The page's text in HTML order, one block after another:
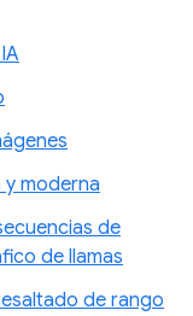
moderna
de
de llamas
de rango